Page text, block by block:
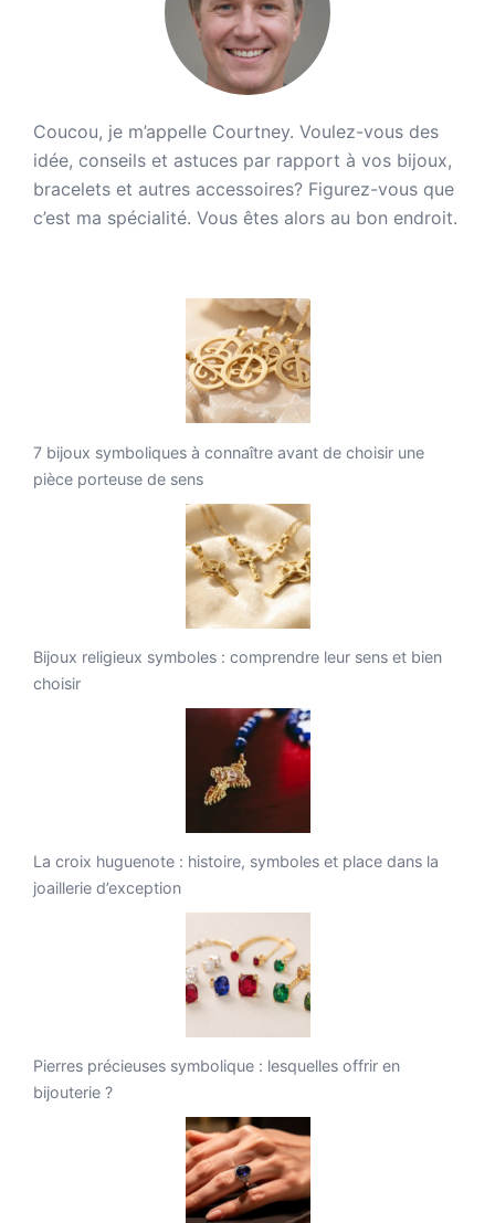
Coucou, je m’appelle Courtney. Voulez-vous des
idée, conseils et astuces par rapport à vos bijoux,
bracelets et autres accessoires? Figurez-vous que
c’est ma spécialité. Vous êtes alors au bon endroit.
7 bijoux symboliques à connaître avant de choisir une
pièce porteuse de sens
Bijoux religieux symboles : comprendre leur sens et bien
choisir
La croix huguenote : histoire, symboles et place dans la
joaillerie d’exception
Pierres précieuses symbolique : lesquelles offrir en
bijouterie ?